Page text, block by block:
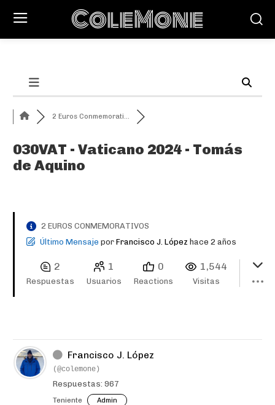
ColeMone
2 Euros Conmemorati...
030VAT - Vaticano 2024 - Tomás
de Aquino
2 EUROS CONMEMORATIVOS
Último Mensaje por Francisco J. López hace 2 años
2
Respuestas
1
Usuarios
0
Reactions
1,544
Visitas
Francisco J. López
(@colemone)
Respuestas: 967
Teniente Admin